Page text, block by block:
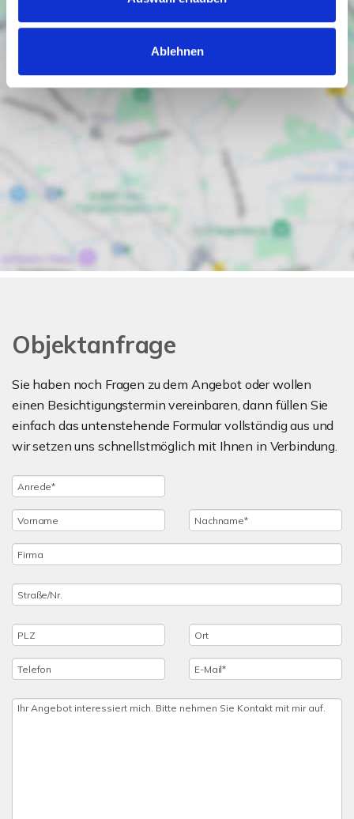
Ablehnen
Objektanfrage
Sie haben noch Fragen zu dem Angebot oder wollen
einen Besichtigungstermin vereinbaren, dann füllen Sie
einfach das untenstehende Formular vollständig aus und
wir setzen uns schnellstmöglich mit Ihnen in Verbindung.